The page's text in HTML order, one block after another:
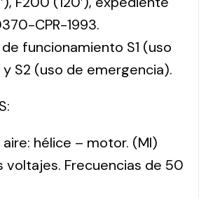
CPR-1993.
de funcionamiento S1 (uso
S2 (uso de emergencia).
aire: hélice – motor. (MI)
voltajes. Frecuencias de 50